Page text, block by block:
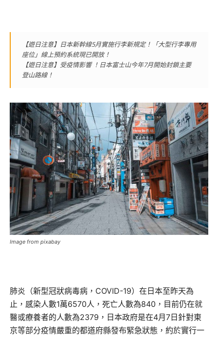
【遊日注意】日本新幹線5月實施行李新規定！「大型行李專用
座位」線上預約系統現已開放！
【遊日注意】受疫情影響 ！日本富士山今年7月開始封鎖主要
登山路線！
Image from pixabay
肺炎（新型冠狀病毒病，COVID-19）在日本至昨天為
止，感染人數1萬6570人，死亡人數為840，目前仍在就
醫或療養者的人數為2379，日本政府是在4月7日針對東
京等部分疫情嚴重的都道府縣發布緊急狀態，約於實行一